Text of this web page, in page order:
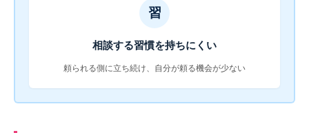
習
相談する習慣を持ちにくい
頼られる側に立ち続け、自分が頼る機会が少ない